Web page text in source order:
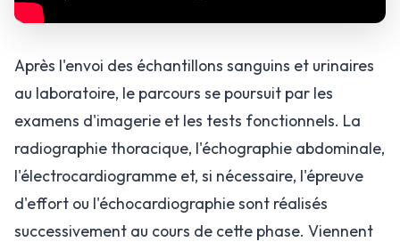
Après l'envoi des échantillons sanguins et urinaires
au laboratoire, le parcours se poursuit par les
examens d'imagerie et les tests fonctionnels. La
radiographie thoracique, l'échographie abdominale,
l'électrocardiogramme et, si nécessaire, l'épreuve
d'effort ou l'échocardiographie sont réalisés
successivement au cours de cette phase. Viennent